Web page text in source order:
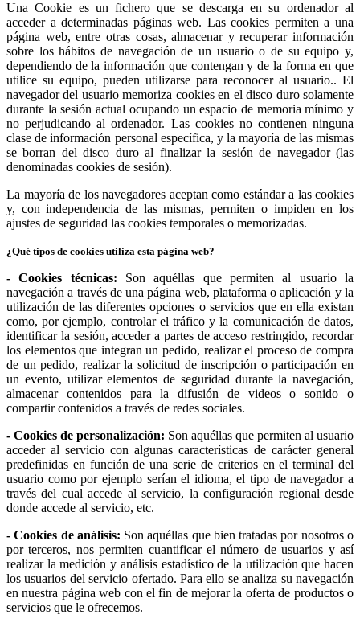
Una Cookie es un fichero que se descarga en su ordenador al
acceder a determinadas páginas web. Las cookies permiten a una
página web, entre otras cosas, almacenar y recuperar información
sobre los hábitos de navegación de un usuario o de su equipo y,
dependiendo de la información que contengan y de la forma en que
utilice su equipo, pueden utilizarse para reconocer al usuario.. El
navegador del usuario memoriza cookies en el disco duro solamente
durante la sesión actual ocupando un espacio de memoria mínimo y
no perjudicando al ordenador. Las cookies no contienen ninguna
clase de información personal específica, y la mayoría de las mismas
se borran del disco duro al finalizar la sesión de navegador (las
denominadas cookies de sesión).
La mayoría de los navegadores aceptan como estándar a las cookies
y, con independencia de las mismas, permiten o impiden en los
ajustes de seguridad las cookies temporales o memorizadas.
¿Qué tipos de cookies utiliza esta página web?
- Cookies técnicas: Son aquéllas que permiten al usuario la
navegación a través de una página web, plataforma o aplicación y la
utilización de las diferentes opciones o servicios que en ella existan
como, por ejemplo, controlar el tráfico y la comunicación de datos,
identificar la sesión, acceder a partes de acceso restringido, recordar
los elementos que integran un pedido, realizar el proceso de compra
de un pedido, realizar la solicitud de inscripción o participación en
un evento, utilizar elementos de seguridad durante la navegación,
almacenar contenidos para la difusión de videos o sonido o
compartir contenidos a través de redes sociales.
- Cookies de personalización: Son aquéllas que permiten al usuario
acceder al servicio con algunas características de carácter general
predefinidas en función de una serie de criterios en el terminal del
usuario como por ejemplo serían el idioma, el tipo de navegador a
través del cual accede al servicio, la configuración regional desde
donde accede al servicio, etc.
- Cookies de análisis: Son aquéllas que bien tratadas por nosotros o
por terceros, nos permiten cuantificar el número de usuarios y así
realizar la medición y análisis estadístico de la utilización que hacen
los usuarios del servicio ofertado. Para ello se analiza su navegación
en nuestra página web con el fin de mejorar la oferta de productos o
servicios que le ofrecemos.